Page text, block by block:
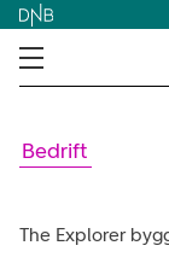
Bedrift
The Explorer